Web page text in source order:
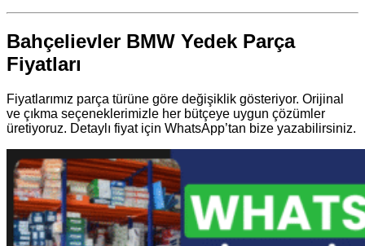
Bahçelievler BMW Yedek Parça
Fiyatları
Fiyatlarımız parça türüne göre değişiklik gösteriyor. Orijinal
ve çıkma seçeneklerimizle her bütçeye uygun çözümler
üretiyoruz. Detaylı fiyat için WhatsApp’tan bize yazabilirsiniz.